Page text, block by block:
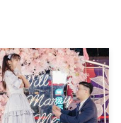
既渴望又胆却的，那么作
己心爱的女孩一个完美、
什么求婚道具呢?让她打
婚姻殿堂。现在就让小编
求婚需要什么道具
?许多年轻人都是因为喜
婚戒指，浪漫的求婚除了
花与观众，鲜花可以选择